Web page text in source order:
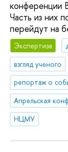
конференции
Часть из них
перейдут на
Экспертиза
взгляд ученого
репортаж о
Апрельская
НЦМУ